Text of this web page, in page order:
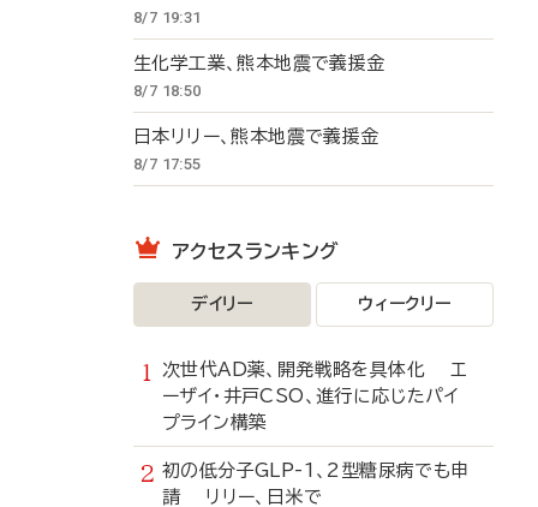
8/7 19:31
生化学工業、熊本地震で義援金
8/7 18:50
日本リリー、熊本地震で義援金
8/7 17:55
アクセスランキング
デイリー ウィークリー
次世代AD薬、開発戦略を具体化 エ
ーザイ・井戸CSO、進行に応じたパイ
プライン構築
初の低分子GLP-1、2型糖尿病でも申
請 リリー、日米で